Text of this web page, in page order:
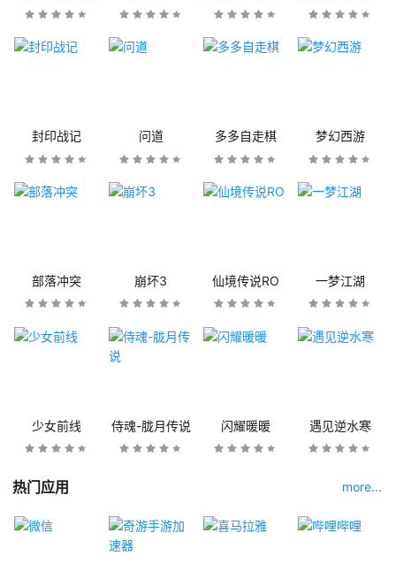
封印战记 问道 多多自走棋 梦幻西游
部落冲突 崩坏3 仙境传说RO 一梦江湖
少女前线 侍魂-胧月传说 闪耀暖暖 遇见逆水寒
热门应用 more...